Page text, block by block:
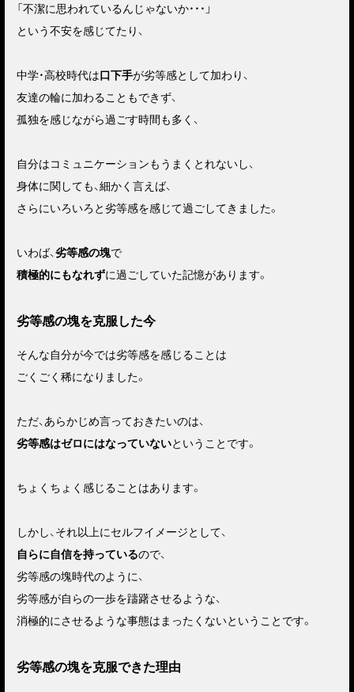
「不潔に思われているんじゃないか・・・」
という不安を感じてたり、
中学・高校時代は口下手が劣等感として加わり、
友達の輪に加わることもできず、
孤独を感じながら過ごす時間も多く、
自分はコミュニケーションもうまくとれないし、
身体に関しても、細かく言えば、
さらにいろいろと劣等感を感じて過ごしてきました。
いわば、劣等感の塊で
積極的にもなれずに過ごしていた記憶があります。
劣等感の塊を克服した今
そんな自分が今では劣等感を感じることは
ごくごく稀になりました。
ただ、あらかじめ言っておきたいのは、
劣等感はゼロにはなっていないということです。
ちょくちょく感じることはあります。
しかし、それ以上にセルフイメージとして、
自らに自信を持っているので、
劣等感の塊時代のように、
劣等感が自らの一歩を躊躇させるような、
消極的にさせるような事態はまったくないということです。
劣等感の塊を克服できた理由